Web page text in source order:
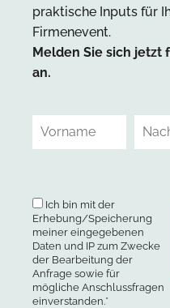
praktische Inputs für
Firmenevent.
Melden Sie sich jetzt
an.
Ich bin mit der
Erhebung/Speicherung
meiner eingegebenen
Daten und IP zum Zwecke
der Bearbeitung der
Anfrage sowie für
mögliche Anschlussfragen
einverstanden.*